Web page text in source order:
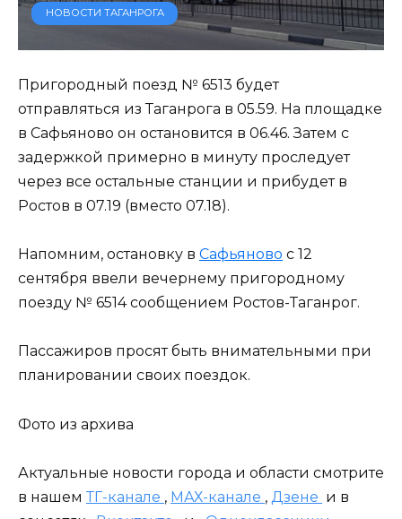
НОВОСТИ ТАГАНРОГА
Пригородный поезд № 6513 будет
отправляться из Таганрога в 05.59. На площадке
в Сафьяново он остановится в 06.46. Затем с
задержкой примерно в минуту проследует
через все остальные станции и прибудет в
Ростов в 07.19 (вместо 07.18).
Напомним, остановку в Сафьяново с 12
сентября ввели вечернему пригородному
поезду № 6514 сообщением Ростов-Таганрог.
Пассажиров просят быть внимательными при
планировании своих поездок.
Фото из архива
Актуальные новости города и области смотрите
в нашем ТГ-канале , МАХ-канале , Дзене и в